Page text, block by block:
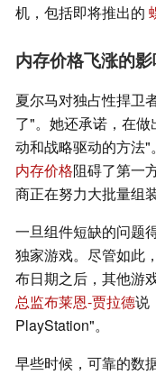
机，包括即将推出的
内存价格飞涨的
夏尔马对独占性捍卫
了"。她还承诺，在
动和战略驱动的方法
内存价格阻碍了第一
商正在努力大批量组
一旦组件短缺的问题
独家游戏。尽管如此
布日期之后，其他游
总监布莱恩-贾拉德说
PlayStation"。
早些时候，可靠的数